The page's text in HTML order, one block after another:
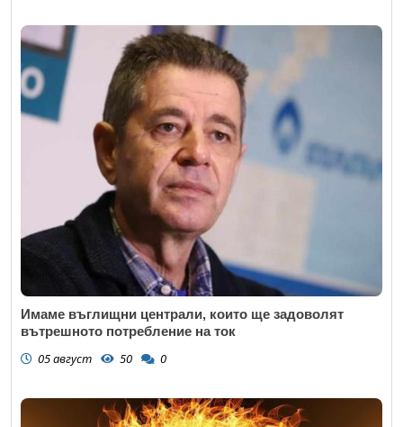
Имаме въглищни централи, които ще задоволят
вътрешното потребление на ток
05 август 50 0